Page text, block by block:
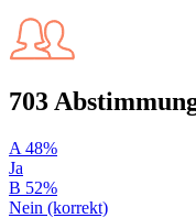
703
A 48%
Ja
B 52%
Nein (korrekt)